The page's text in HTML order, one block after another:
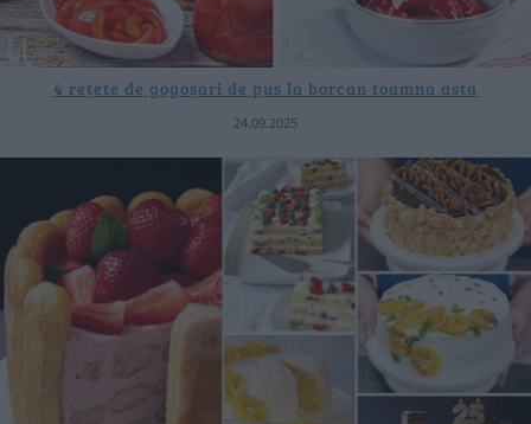
4 rețete de gogoșari de pus la borcan toamna asta
24.09.2025